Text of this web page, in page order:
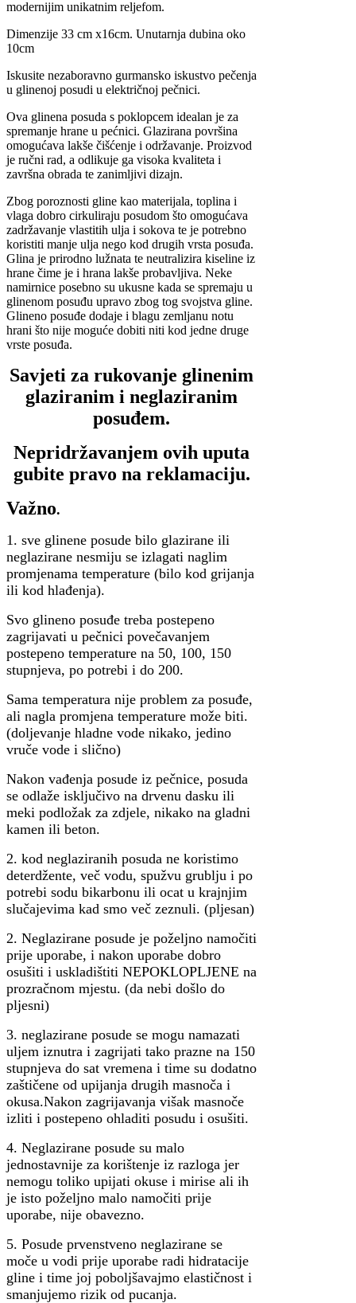
modernijim unikatnim reljefom.
Dimenzije 33 cm x16cm. Unutarnja dubina oko
10cm
Iskusite nezaboravno gurmansko iskustvo pečenja
u glinenoj posudi u električnoj pečnici.
Ova glinena posuda s poklopcem idealan je za
spremanje hrane u pećnici. Glazirana površina
omogućava lakše čišćenje i održavanje. Proizvod
je ručni rad, a odlikuje ga visoka kvaliteta i
završna obrada te zanimljivi dizajn.
Zbog poroznosti gline kao materijala, toplina i
vlaga dobro cirkuliraju posudom što omogućava
zadržavanje vlastitih ulja i sokova te je potrebno
koristiti manje ulja nego kod drugih vrsta posuđa.
Glina je prirodno lužnata te neutralizira kiseline iz
hrane čime je i hrana lakše probavljiva. Neke
namirnice posebno su ukusne kada se spremaju u
glinenom posuđu upravo zbog tog svojstva gline.
Glineno posuđe dodaje i blagu zemljanu notu
hrani što nije moguće dobiti niti kod jedne druge
vrste posuđa.
Savjeti za rukovanje glinenim
glaziranim i neglaziranim
posuđem.
Nepridržavanjem ovih uputa
gubite pravo na reklamaciju.
Važno.
1. sve glinene posude bilo glazirane ili
neglazirane nesmiju se izlagati naglim
promjenama temperature (bilo kod grijanja
ili kod hlađenja).
Svo glineno posuđe treba postepeno
zagrijavati u pečnici povečavanjem
postepeno temperature na 50, 100, 150
stupnjeva, po potrebi i do 200.
Sama temperatura nije problem za posuđe,
ali nagla promjena temperature može biti.
(doljevanje hladne vode nikako, jedino
vruče vode i slično)
Nakon vađenja posude iz pečnice, posuda
se odlaže isključivo na drvenu dasku ili
meki podložak za zdjele, nikako na gladni
kamen ili beton.
2. kod neglaziranih posuda ne koristimo
deterdžente, več vodu, spužvu grublju i po
potrebi sodu bikarbonu ili ocat u krajnjim
slučajevima kad smo več zeznuli. (pljesan)
2. Neglazirane posude je poželjno namočiti
prije uporabe, i nakon uporabe dobro
osušiti i uskladištiti NEPOKLOPLJENE na
prozračnom mjestu. (da nebi došlo do
pljesni)
3. neglazirane posude se mogu namazati
uljem iznutra i zagrijati tako prazne na 150
stupnjeva do sat vremena i time su dodatno
zaštičene od upijanja drugih masnoča i
okusa.Nakon zagrijavanja višak masnoče
izliti i postepeno ohladiti posudu i osušiti.
4. Neglazirane posude su malo
jednostavnije za korištenje iz razloga jer
nemogu toliko upijati okuse i mirise ali ih
je isto poželjno malo namočiti prije
uporabe, nije obavezno.
5. Posude prvenstveno neglazirane se
moče u vodi prije uporabe radi hidratacije
gline i time joj poboljšavajmo elastičnost i
smanjujemo rizik od pucanja.